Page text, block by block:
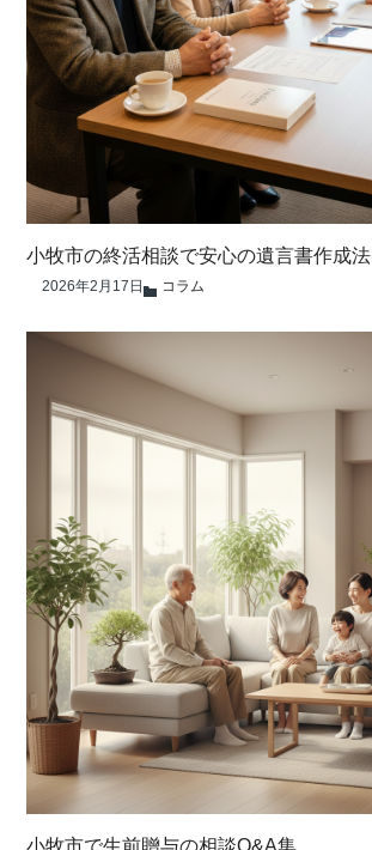
小牧市の終活相談で安心の遺言書作成法
2026年2月17日 コラム
小牧市で生前贈与の相談Q&A集